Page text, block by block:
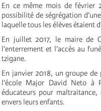
En ce même mois de février
possibilité de ségrégation
laquelle tous les élèves étaient
En juillet 2017, le maire de
l’enterrement et l’accès au
tzigane.
En janvier 2018, un groupe de
l’école Major David Neto à
éducateurs pour
envers leurs enfants.